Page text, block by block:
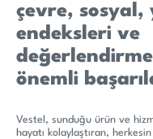
çevre, sosyal,
endeksleri ve
önemli
Vestel, sunduğu ürün ve
hayatı kolaylaştıran,